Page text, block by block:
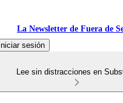
La Newsletter de Fuera de
Iniciar sesión
Lee sin distracciones en